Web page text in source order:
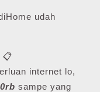
udah
📋
internet lo,
sampe yang